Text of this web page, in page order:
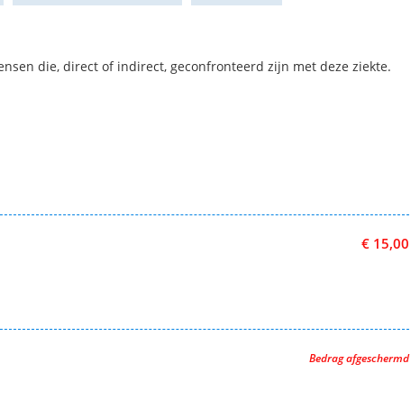
die, direct of indirect, geconfronteerd zijn met deze ziekte.
€ 15,00
Bedrag afgeschermd